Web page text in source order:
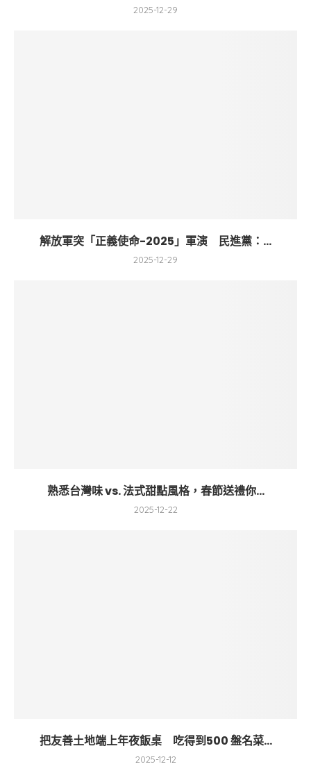
2025-12-29
解放軍突「正義使命-2025」軍演 民進黨：...
2025-12-29
熟悉台灣味 vs. 法式甜點風格，春節送禮你...
2025-12-22
把友善土地端上年夜飯桌 吃得到500 盤名菜...
2025-12-12